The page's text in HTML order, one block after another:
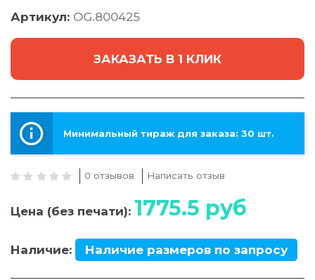
Артикул: OG.800425
ЗАКАЗАТЬ В 1 КЛИК
Минимальный тираж для заказа: 30 шт.
0 отзывов Написать отзыв
Цена (без печати): 1775.5 руб
Наличие: Наличие размеров по запросу